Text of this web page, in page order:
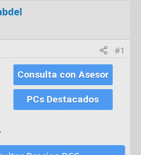
a
n
c
i
#1
Consulta con Asesor
PCs Destacados